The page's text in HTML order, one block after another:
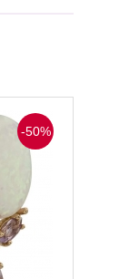
-50%